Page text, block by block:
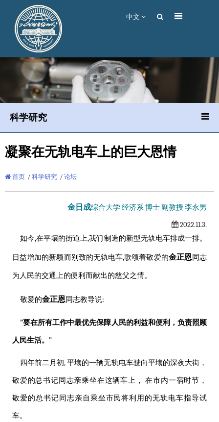
中文
科学研究
凝聚在无轨电车上的巨大恩情
首页 / 科学研究 / 论坛
金日成综合大学经济系 博士 副教授 李永男
2022.11.3.
如今,在平壤的街道上,我们制造的新型无轨电车排成一排。
日益增加的新颖而别致的无轨电车,歌颂着敬爱的金正恩同志
为人民的交通上的便利而献出的慈父之情。
敬爱的金正恩同志教导说:
"要在所有工作中最优先保障人民的利益和便利，负责照顾
人民生活。"
四年前二月初, 平壤的一辆无轨电车驶向平壤的深夜大街，
敬爱的总书记同志亲乘坐在这辆车上， 在市内一宿时节，
敬爱的总书记同志亲自乘坐市民将利用的无轨电车指导试
车。